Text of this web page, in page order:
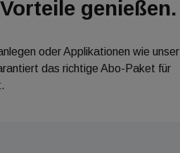
genießen.
oder Applikationen wie unser
das richtige Abo-Paket für